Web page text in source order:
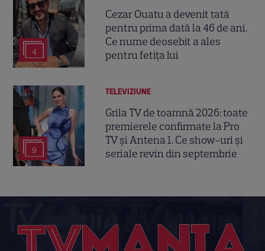
4
Cezar Ouatu a devenit tată
pentru prima dată la 46 de ani.
Ce nume deosebit a ales
pentru fetița lui
9
TELEVIZIUNE
Grila TV de toamnă 2026: toate
premierele confirmate la Pro
TV și Antena 1. Ce show-uri și
seriale revin din septembrie